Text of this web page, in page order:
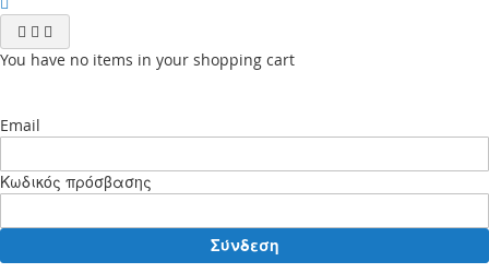
You have no items in your shopping cart
Email
Κωδικός πρόσβασης
Σύνδεση